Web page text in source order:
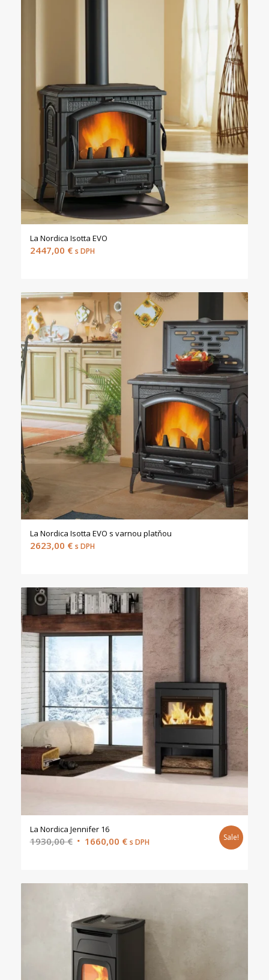
La Nordica Isotta EVO
2447,00 € s DPH
La Nordica Isotta EVO s varnou platňou
2623,00 € s DPH
La Nordica Jennifer 16
1930,00€ Original
1930,00 €.
1660,00 €Current
1660,00 €.
s DPH Sale!